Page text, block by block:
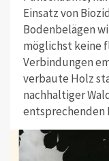
Einsatz von
Bodenbelägen
möglichst keine
Verbindungen
verbaute Holz
nachhaltiger
entsprechenden